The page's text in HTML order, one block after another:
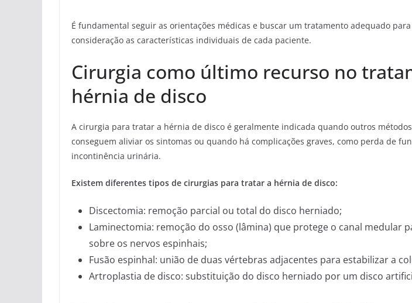
É fundamental seguir as orientações médicas e buscar um tratamento adequado
consideração as características individuais de cada paciente.
Cirurgia como último recurso no
hérnia de disco
A cirurgia para tratar a hérnia de disco é geralmente indicada quando outros
conseguem aliviar os sintomas ou quando há complicações graves, como perda de
incontinência urinária.
Existem diferentes tipos de cirurgias para tratar a hérnia de disco:
Discectomia: remoção parcial ou total do disco herniado;
Laminectomia: remoção do osso (lâmina) que protege o canal medular
sobre os nervos espinhais;
Fusão espinhal: união de duas vértebras adjacentes para estabilizar a
Artroplastia de disco: substituição do disco herniado por um disco